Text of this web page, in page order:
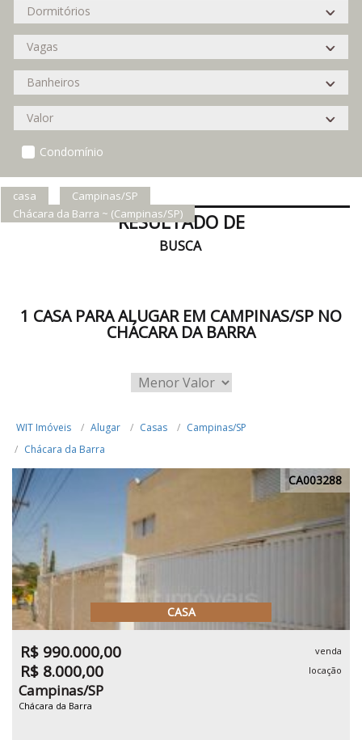
Condomínio
casa
Campinas/SP
Chácara da Barra ~ (Campinas/SP)RESULTADO DE
BUSCA
1 CASA PARA ALUGAR EM CAMPINAS/SP NO
CHÁCARA DA BARRA
WIT Imóveis Alugar Casas
Campinas/SP
Chácara da Barra
CA003288
CASA
R$ 990.000,00 venda
R$ 8.000,00 locação
Campinas/SP
Chácara da Barra